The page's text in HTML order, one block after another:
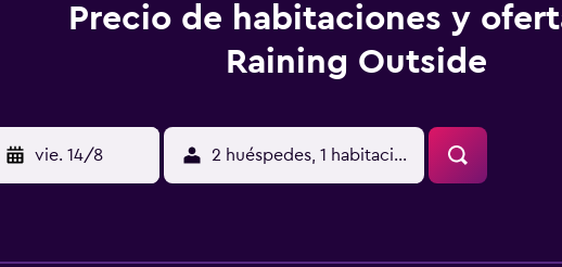
Precio de habitaciones y
Raining Outside
vie. 14/8 2 huéspedes, 1 habitación